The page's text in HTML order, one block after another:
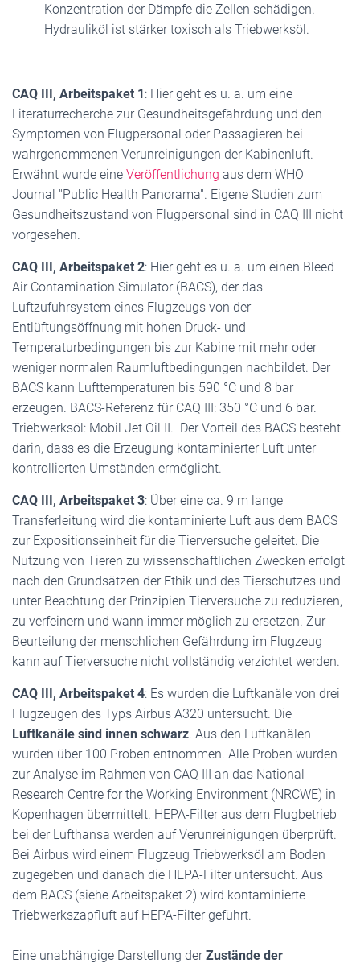
Konzentration der Dämpfe die Zellen schädigen.
Hydrauliköl ist stärker toxisch als Triebwerksöl.
CAQ III, Arbeitspaket 1: Hier geht es u. a. um eine
Literaturrecherche zur Gesundheitsgefährdung und den
Symptomen von Flugpersonal oder Passagieren bei
wahrgenommenen Verunreinigungen der Kabinenluft.
Erwähnt wurde eine Veröffentlichung aus dem WHO
Journal "Public Health Panorama". Eigene Studien zum
Gesundheitszustand von Flugpersonal sind in CAQ III nicht
vorgesehen.
CAQ III, Arbeitspaket 2: Hier geht es u. a. um einen Bleed
Air Contamination Simulator (BACS), der das
Luftzufuhrsystem eines Flugzeugs von der
Entlüftungsöffnung mit hohen Druck- und
Temperaturbedingungen bis zur Kabine mit mehr oder
weniger normalen Raumluftbedingungen nachbildet. Der
BACS kann Lufttemperaturen bis 590 °C und 8 bar
erzeugen. BACS-Referenz für CAQ III: 350 °C und 6 bar.
Triebwerksöl: Mobil Jet Oil II. Der Vorteil des BACS besteht
darin, dass es die Erzeugung kontaminierter Luft unter
kontrollierten Umständen ermöglicht.
CAQ III, Arbeitspaket 3: Über eine ca. 9 m lange
Transferleitung wird die kontaminierte Luft aus dem BACS
zur Expositionseinheit für die Tierversuche geleitet. Die
Nutzung von Tieren zu wissenschaftlichen Zwecken erfolgt
nach den Grundsätzen der Ethik und des Tierschutzes und
unter Beachtung der Prinzipien Tierversuche zu reduzieren,
zu verfeinern und wann immer möglich zu ersetzen. Zur
Beurteilung der menschlichen Gefährdung im Flugzeug
kann auf Tierversuche nicht vollständig verzichtet werden.
CAQ III, Arbeitspaket 4: Es wurden die Luftkanäle von drei
Flugzeugen des Typs Airbus A320 untersucht. Die
Luftkanäle sind innen schwarz. Aus den Luftkanälen
wurden über 100 Proben entnommen. Alle Proben wurden
zur Analyse im Rahmen von CAQ III an das National
Research Centre for the Working Environment (NRCWE) in
Kopenhagen übermittelt. HEPA-Filter aus dem Flugbetrieb
bei der Lufthansa werden auf Verunreinigungen überprüft.
Bei Airbus wird einem Flugzeug Triebwerksöl am Boden
zugegeben und danach die HEPA-Filter untersucht. Aus
dem BACS (siehe Arbeitspaket 2) wird kontaminierte
Triebwerkszapfluft auf HEPA-Filter geführt.
Eine unabhängige Darstellung derZustände der